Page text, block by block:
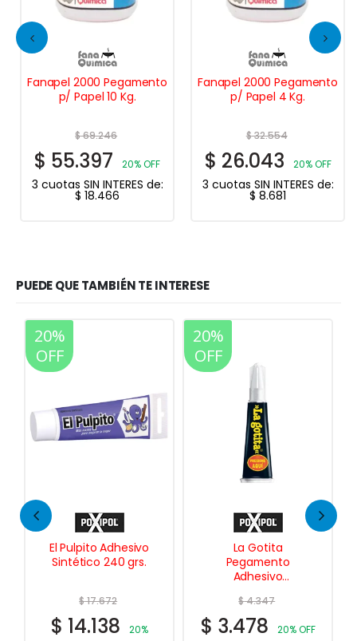
Fanapel 2000 Pegamento
p/ Papel 10 Kg.
$69.246
$ 55.397 20% OFF
3 cuotas SIN INTERES de:
$ 18.466
Fanapel 2000 Pegamento
p/ Papel 4 Kg.
$32.554
$ 26.043 20% OFF
3 cuotas SIN INTERES de:
$ 8.681
PUEDE QUE TAMBIÉN TE INTERESE
La Gotita
Pegamento
$3.478
Lámina Rígida para
Enduir y Masillar